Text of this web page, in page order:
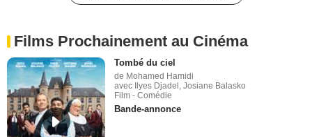
Films Prochainement au Cinéma
Tombé du ciel
de Mohamed Hamidi
avec Ilyes Djadel, Josiane Balasko
Film - Comédie
Bande-annonce